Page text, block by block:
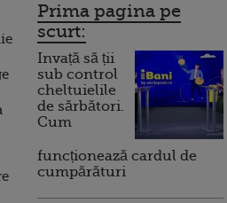
Prima pagina pe
scurt:
Invață să ții
sub control
cheltuielile
de sărbători.
Cum
funcționează cardul de
cumpărături